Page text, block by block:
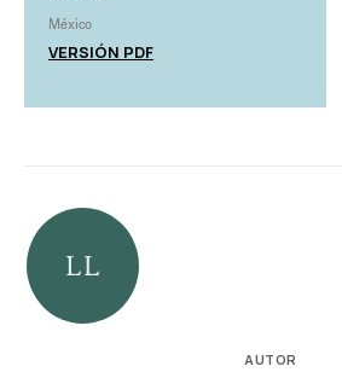
México
VERSIÓN PDF
AUTOR